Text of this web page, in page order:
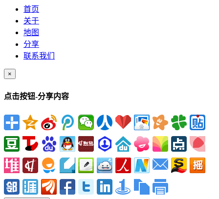
首页
关于
地图
分享
联系我们
×
点击按钮-分享内容